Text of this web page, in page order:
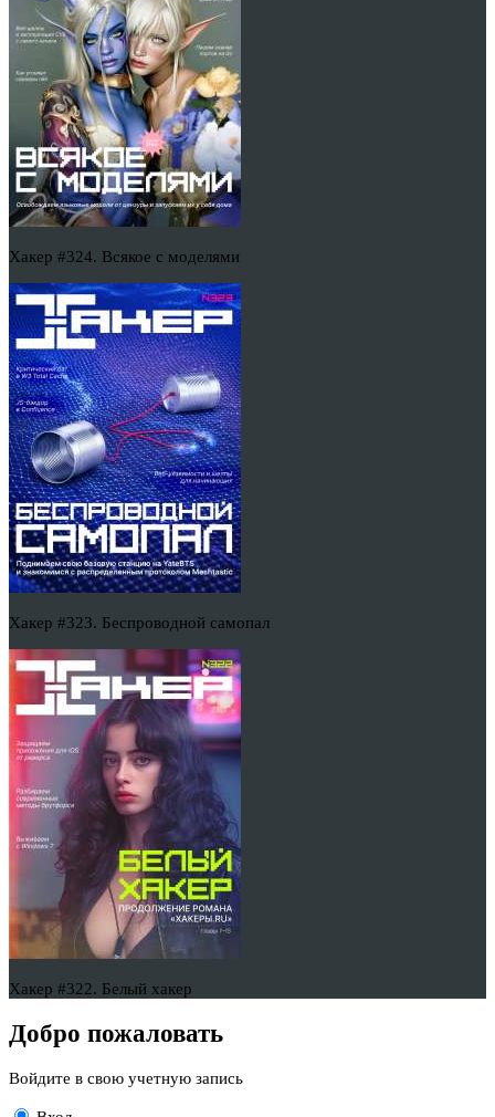
Хакер #324. Всякое с моделями
Хакер #323. Беспроводной самопал
Хакер #322. Белый хакер
Добро пожаловать
Войдите в свою учетную запись